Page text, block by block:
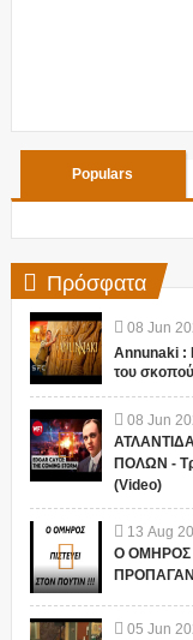
Populars
Πρόσφατα
08 Jun
Annunaki :
του σκοπού
08 Jun
ΠΟΛΩΝ -
(Video)
13 Aug
Ο ΟΜΗΡΟΣ
05 Jun